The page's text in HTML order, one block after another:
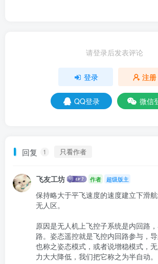
请登录后发表评论
登录 注册
QQ登录 微信
回复 1 只看作者
飞友工坊 作者 超级版主
保持略大于平飞速度的速度建立下滑
无人区。
原因是无人机上飞控子系统是内回路
路。姿态遥控就是飞控内回路参与，
也称之姿态模式，或者说增稳模式，
力大大降低，我们把它称之为半自动。